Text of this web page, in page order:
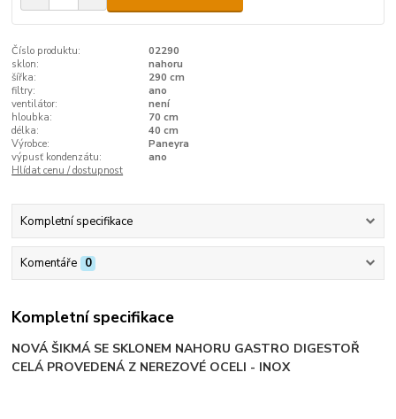
Číslo produktu:
02290
sklon:
nahoru
šířka:
290 cm
filtry:
ano
ventilátor:
není
hloubka:
70 cm
délka:
40 cm
Výrobce:
Paneyra
výpusť kondenzátu:
ano
Hlídat cenu / dostupnost
Kompletní specifikace
Komentáře 0
Kompletní specifikace
NOVÁ ŠIKMÁ SE SKLONEM NAHORU GASTRO DIGESTOŘ
CELÁ PROVEDENÁ Z NEREZOVÉ OCELI - INOX